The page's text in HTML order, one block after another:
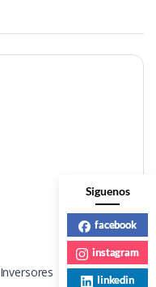
Inversores
Siguenos
facebook
instagram
linkedin